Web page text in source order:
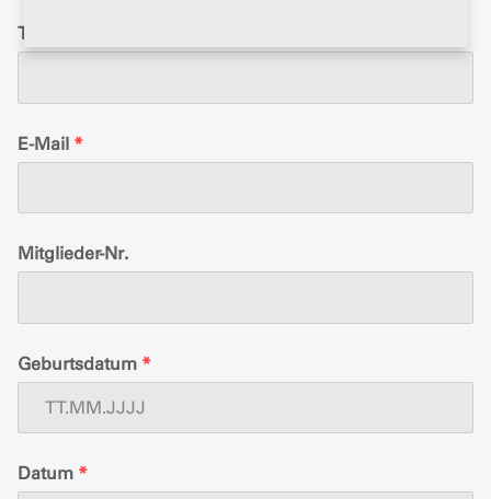
Telefon Geschäft
E-Mail *
Mitglieder-Nr.
Geburtsdatum *
Datum *